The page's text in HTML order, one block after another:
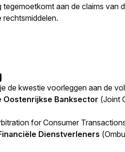
aan de claims van
de kwestie voorleggen aan de
Oostenrijkse Banksector (Joint
for Consumer
Dienstverleners (